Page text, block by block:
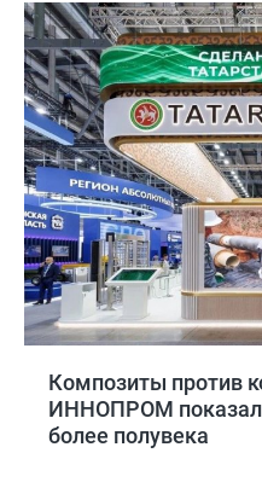
Композиты против
ИННОПРОМ
более полувека